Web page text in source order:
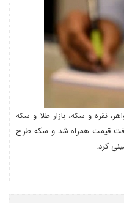
نقره و سکه، بازار طلا و سکه
امروز دوشنبه ۲۹ تیر ۱۴۰۵ با افت قیمت همراه شد و سکه طرح